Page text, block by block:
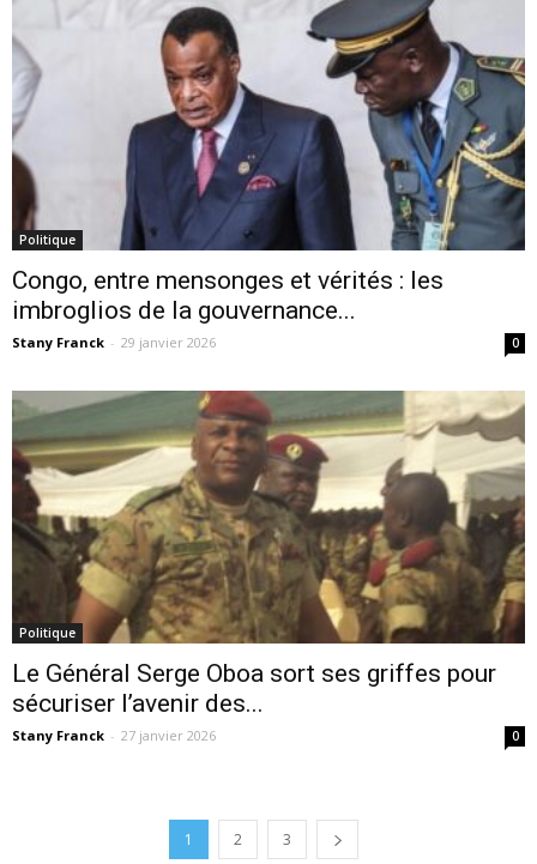
Politique
Congo, entre mensonges et vérités : les
imbroglios de la gouvernance...
Stany Franck - 29 janvier 2026 0
Politique
Le Général Serge Oboa sort ses griffes pour
sécuriser l’avenir des...
Stany Franck - 27 janvier 2026 0
1 2 3